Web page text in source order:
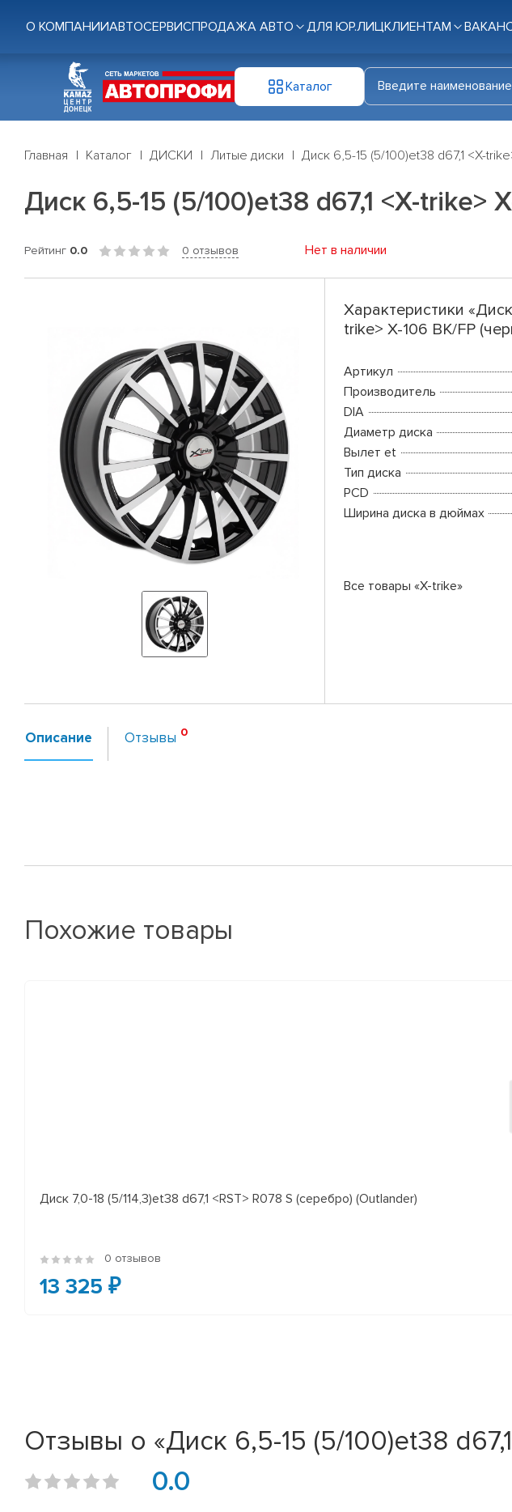
О КОМПАНИИАВТОСЕРВИСПРОДАЖА АВТО ДЛЯ ЮР.ЛИЦКЛИЕНТАМ
Каталог
Главная Каталог ДИСКИ Литые диски Диск 6,5-15 (5/100)et38 d67,1 <X-
Диск 6,5-15 (5/100)et38 d67,1 <X-trike>
Рейтинг 0.0 0 отзывов Нет в наличии
Характеристики
trike> X-106 BK/FP
Артикул
Производитель
DIA
Диаметр диска
Вылет et
Тип диска
PCD
Ширина диска в дюймах
Все товары «X-trike»
Описание Отзывы
Похожие товары
Диск 7,0-18 (5/114,3)et38 d67,1 <RST> R078 S (серебро) (Outlander)
0 отзывов
13 325 ₽
Отзывы о «Диск 6,5-15 (5/100)et38
0.0